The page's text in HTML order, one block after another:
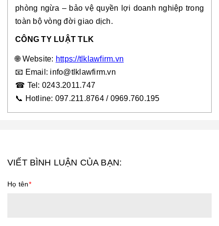
phòng ngừa – bảo vệ quyền lợi doanh nghiệp trong
toàn bộ vòng đời giao dịch.
CÔNG TY LUẬT TLK
🌐Website: https://tlklawfirm.vn
📧 Email: info@tlklawfirm.vn
☎ Tel: 0243.2011.747
📞 Hotline: 097.211.8764 / 0969.760.195
VIẾT BÌNH LUẬN CỦA BẠN:
Họ tên*